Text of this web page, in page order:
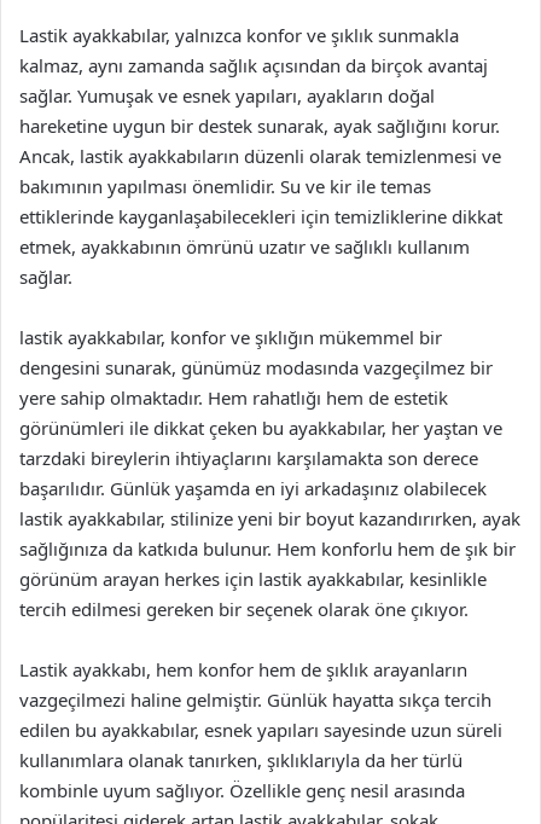
Lastik ayakkabılar, yalnızca konfor ve şıklık sunmakla
kalmaz, aynı zamanda sağlık açısından da birçok avantaj
sağlar. Yumuşak ve esnek yapıları, ayakların doğal
hareketine uygun bir destek sunarak, ayak sağlığını korur.
Ancak, lastik ayakkabıların düzenli olarak temizlenmesi ve
bakımının yapılması önemlidir. Su ve kir ile temas
ettiklerinde kayganlaşabilecekleri için temizliklerine dikkat
etmek, ayakkabının ömrünü uzatır ve sağlıklı kullanım
sağlar.
lastik ayakkabılar, konfor ve şıklığın mükemmel bir
dengesini sunarak, günümüz modasında vazgeçilmez bir
yere sahip olmaktadır. Hem rahatlığı hem de estetik
görünümleri ile dikkat çeken bu ayakkabılar, her yaştan ve
tarzdaki bireylerin ihtiyaçlarını karşılamakta son derece
başarılıdır. Günlük yaşamda en iyi arkadaşınız olabilecek
lastik ayakkabılar, stilinize yeni bir boyut kazandırırken, ayak
sağlığınıza da katkıda bulunur. Hem konforlu hem de şık bir
görünüm arayan herkes için lastik ayakkabılar, kesinlikle
tercih edilmesi gereken bir seçenek olarak öne çıkıyor.
Lastik ayakkabı, hem konfor hem de şıklık arayanların
vazgeçilmezi haline gelmiştir. Günlük hayatta sıkça tercih
edilen bu ayakkabılar, esnek yapıları sayesinde uzun süreli
kullanımlara olanak tanırken, şıklıklarıyla da her türlü
kombinle uyum sağlıyor. Özellikle genç nesil arasında